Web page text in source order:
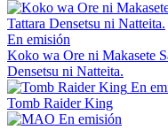
En emisión
Koko wa Ore ni Makasete
Densetsu ni Natteita.
En
Tomb Raider King
En emisión